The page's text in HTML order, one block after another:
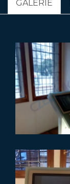
GALERIE